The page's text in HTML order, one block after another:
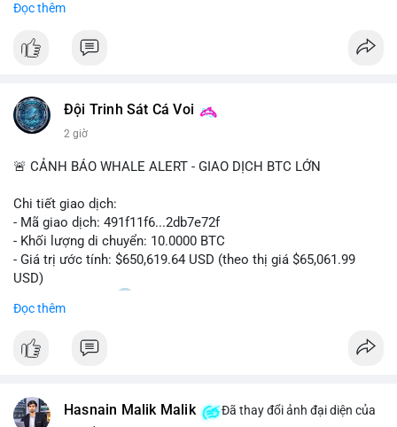
theo.
#bitcoin #btc #cryptonews
#vlikevn #titanbot
📰 Nguồn: Cointelegraph
Đọc thêm
Đội Trinh Sát Cá Voi
2 giờ
🚨 CẢNH BÁO WHALE ALERT - GIAO DỊCH BTC LỚN
Chi tiết giao dịch:
- Mã giao dịch: 491f11f6...2db7e72f
- Khối lượng di chuyển: 10.0000 BTC
- Giá trị ước tính: $650,619.64 USD (theo thị giá $65,061.99
USD)
- Thời gian: 11:20
Nhận định phân tích hành vi của Cá voi dựa trên giao dịch này:
Giao dịch 10 BTC trị giá hơn 650 nghìn USD được thực hiện
lớn. Mức khối lượng này không quá lớn để gây áp lực bán trực
Đọc thêm
Hasnain Malik Malik
Đã thay đổi ảnh đại diện của